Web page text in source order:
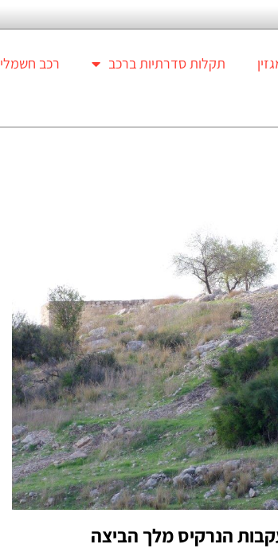
תקלות סדרתיות ברכב רכב חשמלי
הנרקיס מלך הביצה